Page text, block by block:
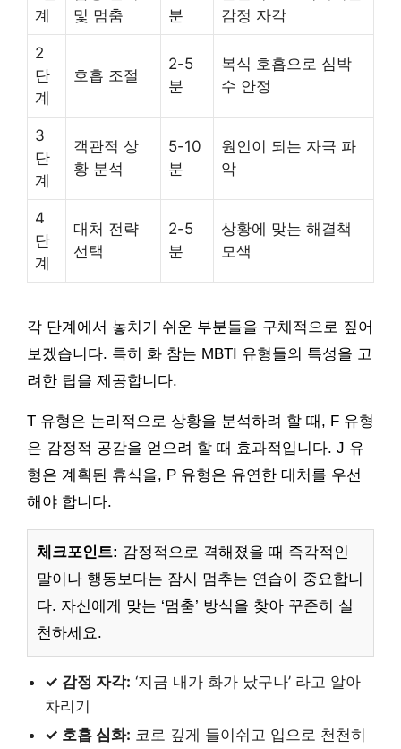
계
및 멈춤
분
감정 자각
2
단
계
호흡 조절
2-5
분
복식 호흡으로 심박
수 안정
3
단
계
객관적 상
황 분석
5-10
분
원인이 되는 자극 파
악
4
단
계
대처 전략
선택
2-5
분
상황에 맞는 해결책
모색
각 단계에서 놓치기 쉬운 부분들을 구체적으로 짚어
보겠습니다. 특히 화 참는 MBTI 유형들의 특성을 고
려한 팁을 제공합니다.
T 유형은 논리적으로 상황을 분석하려 할 때, F 유형
은 감정적 공감을 얻으려 할 때 효과적입니다. J 유
형은 계획된 휴식을, P 유형은 유연한 대처를 우선
해야 합니다.
체크포인트: 감정적으로 격해졌을 때 즉각적인
말이나 행동보다는 잠시 멈추는 연습이 중요합니
다. 자신에게 맞는 ‘멈춤’ 방식을 찾아 꾸준히 실
천하세요.
✓ 감정 자각: ‘지금 내가 화가 났구나’ 라고 알아
차리기
✓ 호흡 심화: 코로 깊게 들이쉬고 입으로 천천히